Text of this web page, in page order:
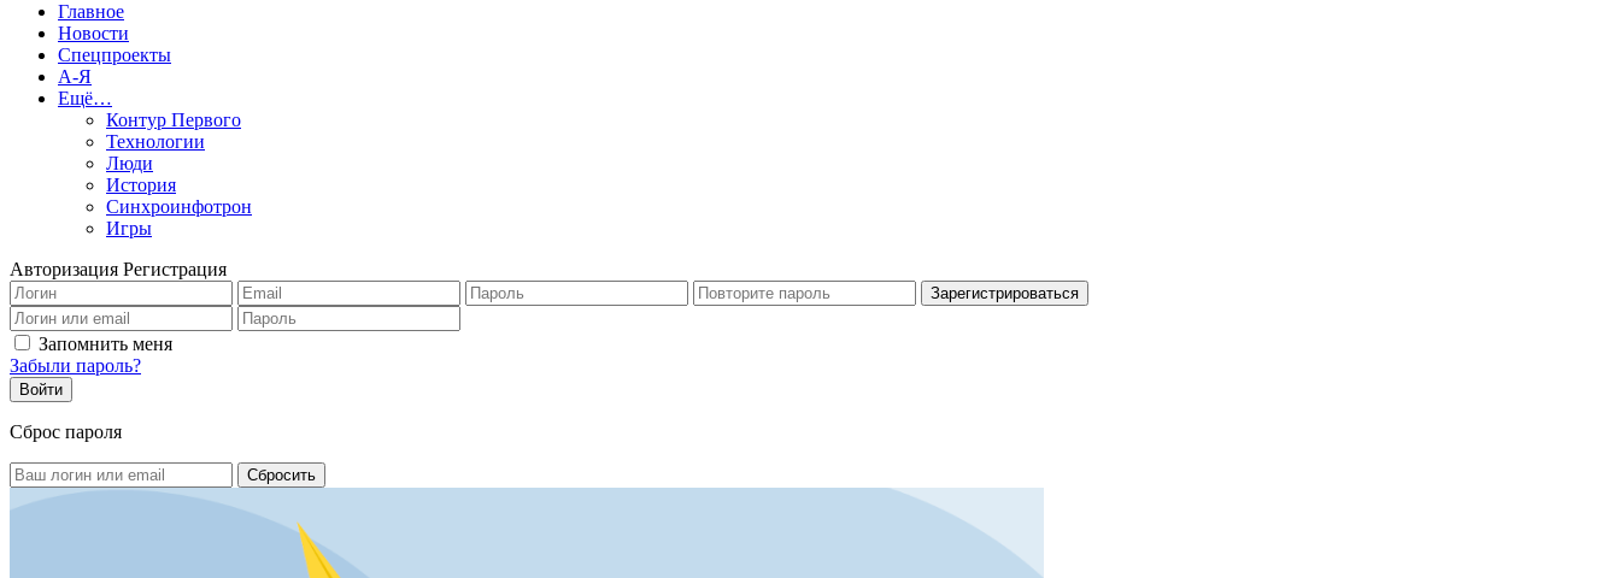
Главное
Новости
Спецпроекты
А-Я
Ещё…
Контур Первого
Технологии
Люди
История
Синхроинфотрон
Игры
Авторизация Регистрация
Запомнить меня
Забыли пароль?
Сброс пароля